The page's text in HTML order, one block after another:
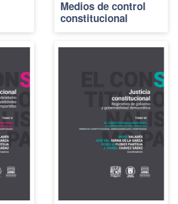
Medios de control
constitucional